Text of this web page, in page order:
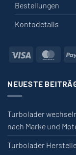
Bestellungen
Kontodetails
Visa
NEUESTE
Turbolader
nach Marke und
Turbolader